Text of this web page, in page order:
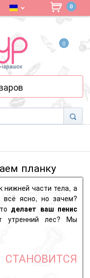
0
0
планку
нижней части тела, а
всё ясно, но зачем?
делает ваш пенис
утренний лес? Мы